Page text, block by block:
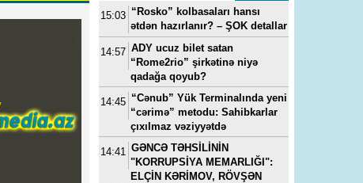
15:03 “Rosko” kolbasaları hansı
ətdən hazırlanır? – ŞOK detallar
14:57 ADY ucuz bilet satan
“Rome2rio” şirkətinə niyə
qadağa qoyub?
14:45 “Cənub” Yük Terminalında yeni
“cərimə” metodu: Sahibkarlar
çıxılmaz vəziyyətdə
14:41 GƏNCƏ TƏHSİLİNİN
"KORRUPSİYA MEMARLIĞI":
ELÇİN KƏRİMOV, RÖVŞƏN